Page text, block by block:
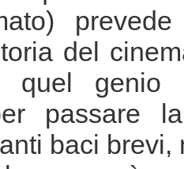
del
quel genio
passare
baci brevi,